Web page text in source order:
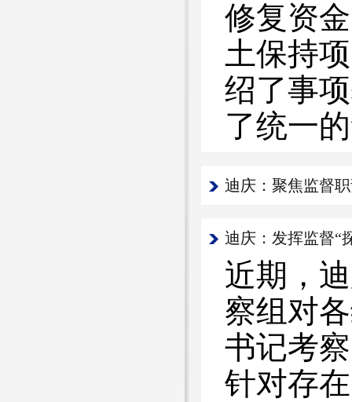
修复资
土保持
绍了事
了统一
迪庆：聚焦监督
迪庆：发挥监督“
近期，
察组对
书记考
针对存